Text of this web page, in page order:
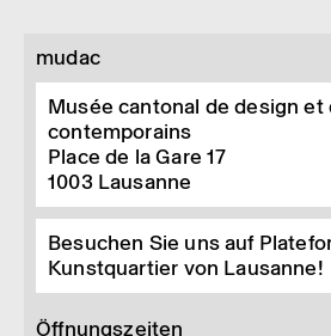
mudac
Musée cantonal de design et
contemporains
Place de la Gare 17
1003 Lausanne
Besuchen Sie uns auf
Kunstquartier von Lausanne!
Öffnungszeiten